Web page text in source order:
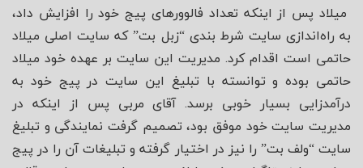
میلاد پس از اینکه تعداد فالوورهای پیج خود را افزایش داد،
به راه‌اندازی سایت شرط بندی “زبل بت” که سایت اصلی میلاد
حاتمی است اقدام کرد. مدیریت این سایت بر عهده خود میلاد
حاتمی بوده و توانسته با تبلیغ این سایت در پیج خود به
درآمدزایی بسیار خوبی برسد. آقای مربی پس از اینکه در
مدیریت سایت خود موفق بود، تصمیم گرفت نمایندگی و تبلیغ
سایت “ولف بت” را نیز در اختیار گرفته و تبلیغات آن را در پیج